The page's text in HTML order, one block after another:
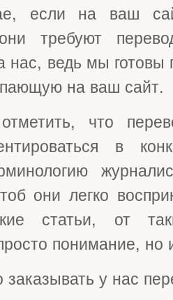
если на ваш
требуют
нас, ведь мы
на ваш сайт.
что
в
они легко
статьи, от
понимание, но
у нас